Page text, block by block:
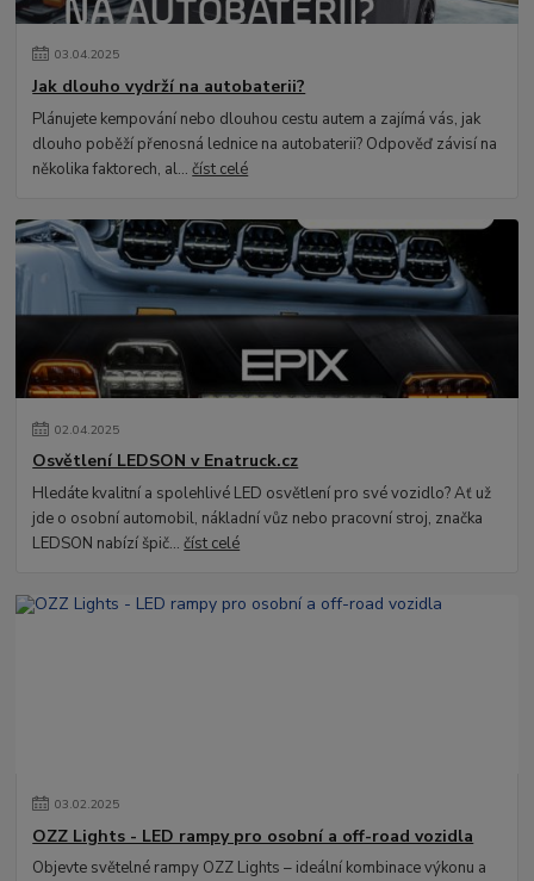
03.04.2025
Jak dlouho vydrží na autobaterii?
Plánujete kempování nebo dlouhou cestu autem a zajímá vás, jak
dlouho poběží přenosná lednice na autobaterii? Odpověď závisí na
několika faktorech, al...číst celé
02.04.2025
Osvětlení LEDSON v Enatruck.cz
Hledáte kvalitní a spolehlivé LED osvětlení pro své vozidlo? Ať už
jde o osobní automobil, nákladní vůz nebo pracovní stroj, značka
LEDSON nabízí špič...číst celé
03.02.2025
OZZ Lights - LED rampy pro osobní a off-road vozidla
Objevte světelné rampy OZZ Lights – ideální kombinace výkonu a